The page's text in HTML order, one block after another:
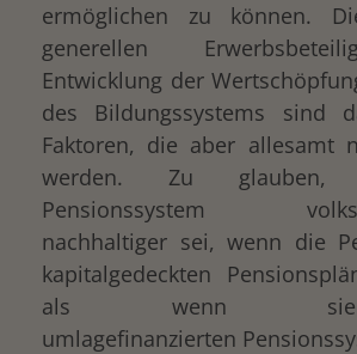
ermöglichen zu können.
generellen
Entwicklung der
des Bildungssystems sind
Faktoren, die aber allesamt
werden. Zu
Pensionssystem
nachhaltiger sei, wenn die
kapitalgedeckten
als wenn
umlagefinanzierten